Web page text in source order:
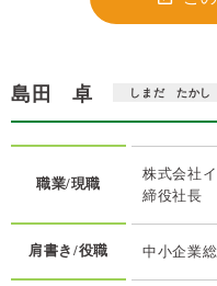
島田 卓 しまだ たかし
職業/現職
株式会社
締役社長
肩書き/役職 中小企業